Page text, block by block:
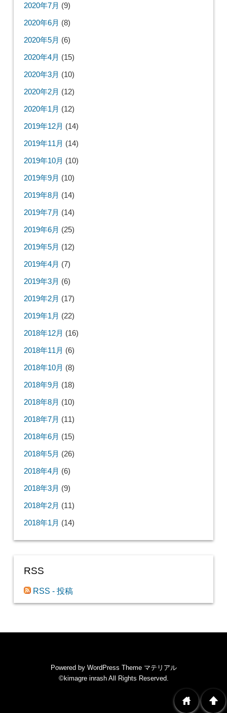
2020年7月 (9)
2020年6月 (8)
2020年5月 (6)
2020年4月 (15)
2020年3月 (10)
2020年2月 (12)
2020年1月 (12)
2019年12月 (14)
2019年11月 (14)
2019年10月 (10)
2019年9月 (10)
2019年8月 (14)
2019年7月 (14)
2019年6月 (25)
2019年5月 (12)
2019年4月 (7)
2019年3月 (6)
2019年2月 (17)
2019年1月 (22)
2018年12月 (16)
2018年11月 (6)
2018年10月 (8)
2018年9月 (18)
2018年8月 (10)
2018年7月 (11)
2018年6月 (15)
2018年5月 (26)
2018年4月 (6)
2018年3月 (9)
2018年2月 (11)
2018年1月 (14)
RSS
RSS - 投稿
Powered by WordPress Theme マテリアル
©kimagre inrashAll Rights Reserved.
arrowup
home